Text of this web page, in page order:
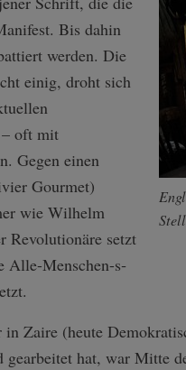
Bis dahin
werden. Die
einig, droht sich
– oft mit
Gegen einen
Gourmet)
wie Wilhelm
Revolutionäre setzt
Alle-Menschen-s­
Zaire (heute
hat, war Mitte